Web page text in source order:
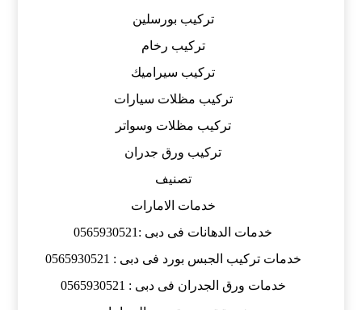
تركيب بورسلين
تركيب رخام
تركيب سيراميك
تركيب مظلات سيارات
تركيب مظلات وسواتر
تركيب ورق جدران
تصنيف
خدمات الامارات
خدمات الدهانات فى دبى :0565930521
خدمات تركيب الجبس بورد فى دبى : 0565930521
خدمات ورق الجدران فى دبى : 0565930521